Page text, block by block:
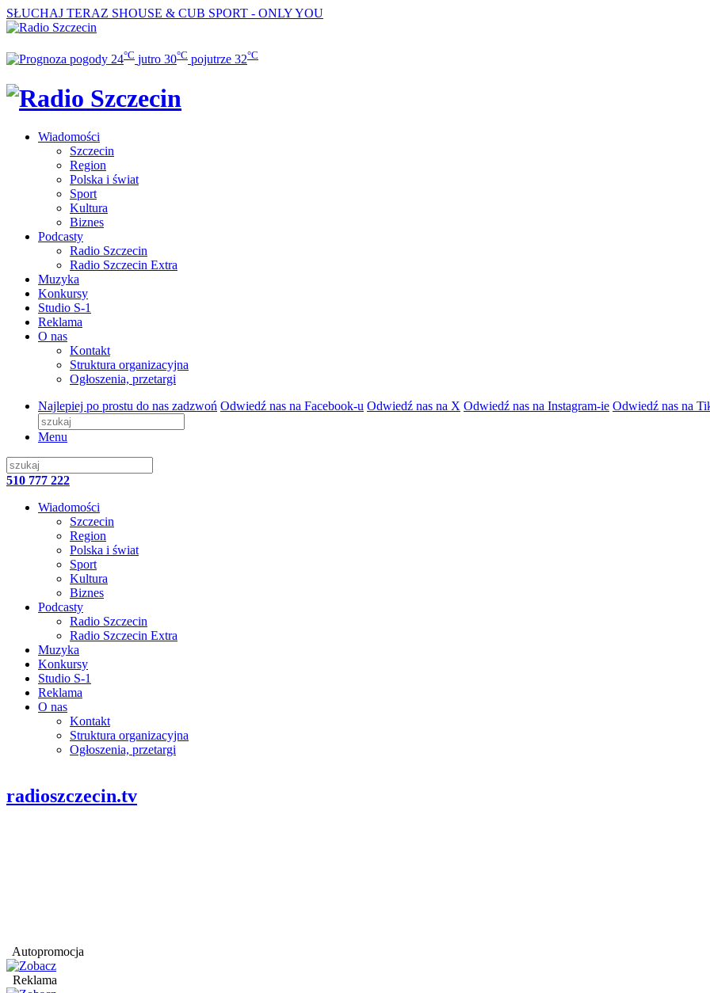
SŁUCHAJ TERAZ SHOUSE & CUB SPORT - ONLY YOU
24°C jutro 30°C pojutrze 32°C
Wiadomości
Szczecin
Region
Polska i świat
Sport
Kultura
Biznes
Podcasty
Radio Szczecin
Radio Szczecin Extra
Muzyka
Konkursy
Studio S-1
Reklama
O nas
Kontakt
Struktura organizacyjna
Ogłoszenia, przetargi
Najlepiej po prostu do nas zadzwoń Odwiedź nas na Facebook-u Odwiedź nas na X Odwiedź nas na Instagram-ie Odwiedź nas na
Menu
510 777 222
Wiadomości
Szczecin
Region
Polska i świat
Sport
Kultura
Biznes
Podcasty
Radio Szczecin
Radio Szczecin Extra
Muzyka
Konkursy
Studio S-1
Reklama
O nas
Kontakt
Struktura organizacyjna
Ogłoszenia, przetargi
radioszczecin.tv
Autopromocja
Reklama